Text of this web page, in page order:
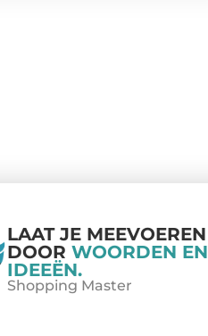
LAAT JE MEEVOEREN
DOOR WOORDEN EN
IDEEËN.
Shopping Master